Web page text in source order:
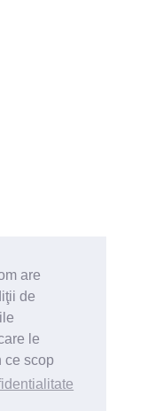
are
de
le
ce scop